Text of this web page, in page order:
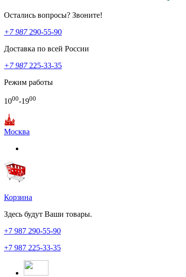
Остались вопросы? Звоните!
+7 987290-55-90
Доставка по всей России
+7 987225-33-35
Режим работы
1000-1900
Москва
Корзина
Здесь будут Ваши товары.
+7 987 290-55-90
+7 987 225-33-35